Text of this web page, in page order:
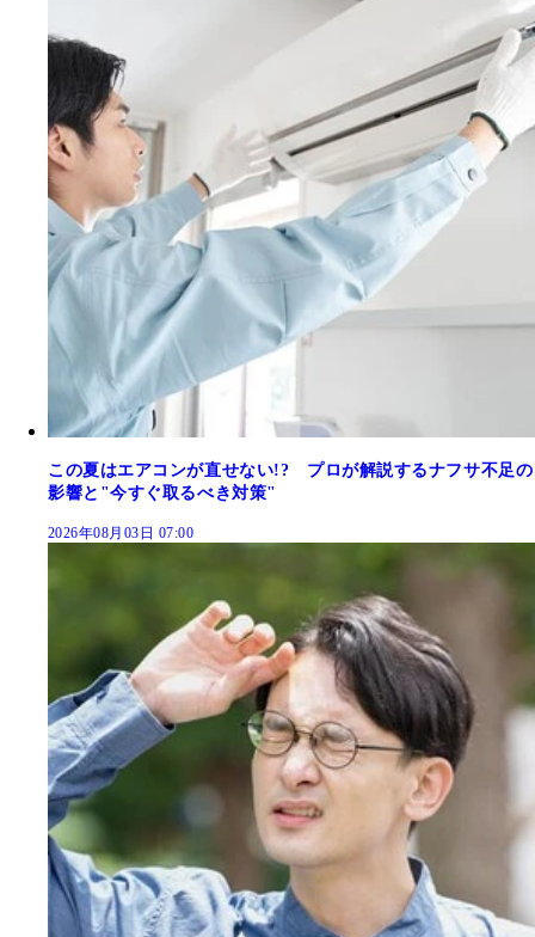
この夏はエアコンが直せない!? プロが解説するナフサ不足の
影響と"今すぐ取るべき対策"
2026年08月03日 07:00